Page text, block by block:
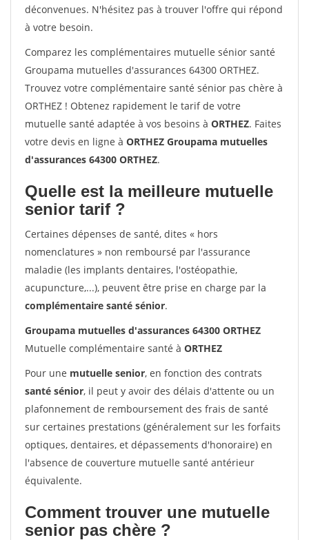
déconvenues. N'hésitez pas à trouver l'offre qui répond
à votre besoin.
Comparez les complémentaires mutuelle sénior santé
Groupama mutuelles d'assurances 64300 ORTHEZ.
Trouvez votre complémentaire santé sénior pas chère à
ORTHEZ ! Obtenez rapidement le tarif de votre
mutuelle santé adaptée à vos besoins à ORTHEZ. Faites
votre devis en ligne à ORTHEZ Groupama mutuelles
d'assurances 64300 ORTHEZ.
Quelle est la meilleure mutuelle
senior tarif ?
Certaines dépenses de santé, dites « hors
nomenclatures » non remboursé par l'assurance
maladie (les implants dentaires, l'ostéopathie,
acupuncture,...), peuvent être prise en charge par la
complémentaire santé sénior.
Groupama mutuelles d'assurances 64300 ORTHEZ
Mutuelle complémentaire santé à ORTHEZ
Pour une mutuelle senior, en fonction des contrats
santé sénior, il peut y avoir des délais d'attente ou un
plafonnement de remboursement des frais de santé
sur certaines prestations (généralement sur les forfaits
optiques, dentaires, et dépassements d'honoraire) en
l'absence de couverture mutuelle santé antérieur
équivalente.
Comment trouver une mutuelle
senior pas chère ?